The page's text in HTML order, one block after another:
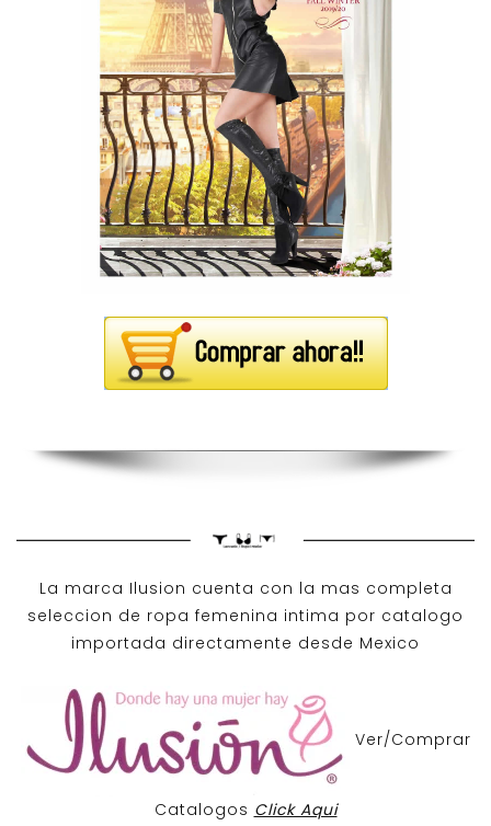
La marca Ilusion cuenta con la mas completa
seleccion de ropa femenina intima por catalogo
importada directamente desde Mexico
Ver/Comprar
Catalogos Click Aqui